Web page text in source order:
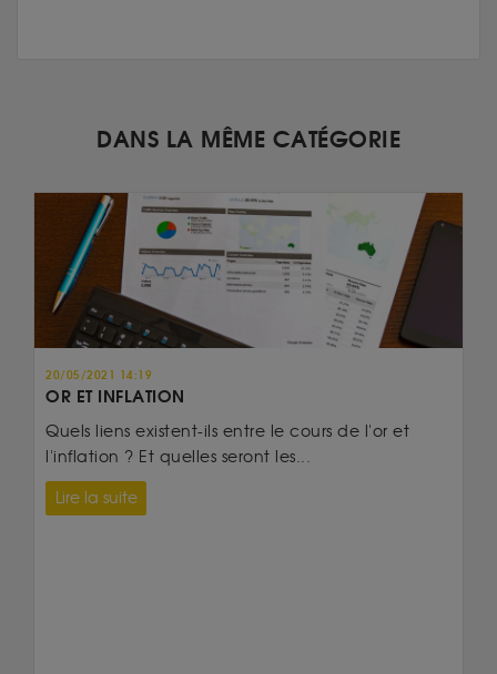
DANS LA MÊME CATÉGORIE
20/05/2021 14:19
OR ET INFLATION
Quels liens existent-ils entre le cours de l'or et
l'inflation ? Et quelles seront les...
Lire la suite